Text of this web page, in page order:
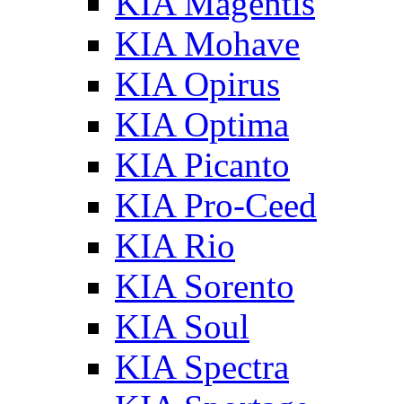
KIA Mohave
KIA Opirus
KIA Optima
KIA Picanto
KIA Pro-Ceed
KIA Rio
KIA Sorento
KIA Soul
KIA Spectra